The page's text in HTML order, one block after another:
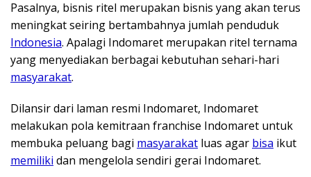
Pasalnya, bisnis ritel merupakan bisnis yang akan terus
meningkat seiring bertambahnya jumlah penduduk
Indonesia. Apalagi Indomaret merupakan ritel ternama
yang menyediakan berbagai kebutuhan sehari-hari
masyarakat.
Dilansir dari laman resmi Indomaret, Indomaret
melakukan pola kemitraan franchise Indomaret untuk
membuka peluang bagi masyarakat luas agar bisa ikut
memiliki dan mengelola sendiri gerai Indomaret.